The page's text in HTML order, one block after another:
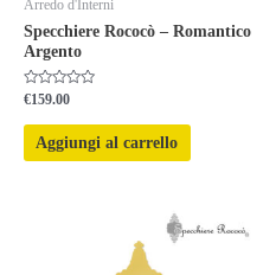
Arredo d'Interni
Specchiere Rococò – Romantico
Argento
Valutato
su
€159.00
Aggiungi al carrello